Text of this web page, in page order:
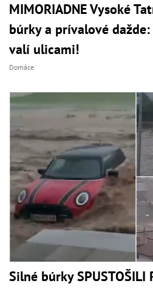
MIMORIADNE Vysoké
búrky a prívalové dažde:
valí ulicami!
Domáce
Silné búrky SPUSTOŠILI